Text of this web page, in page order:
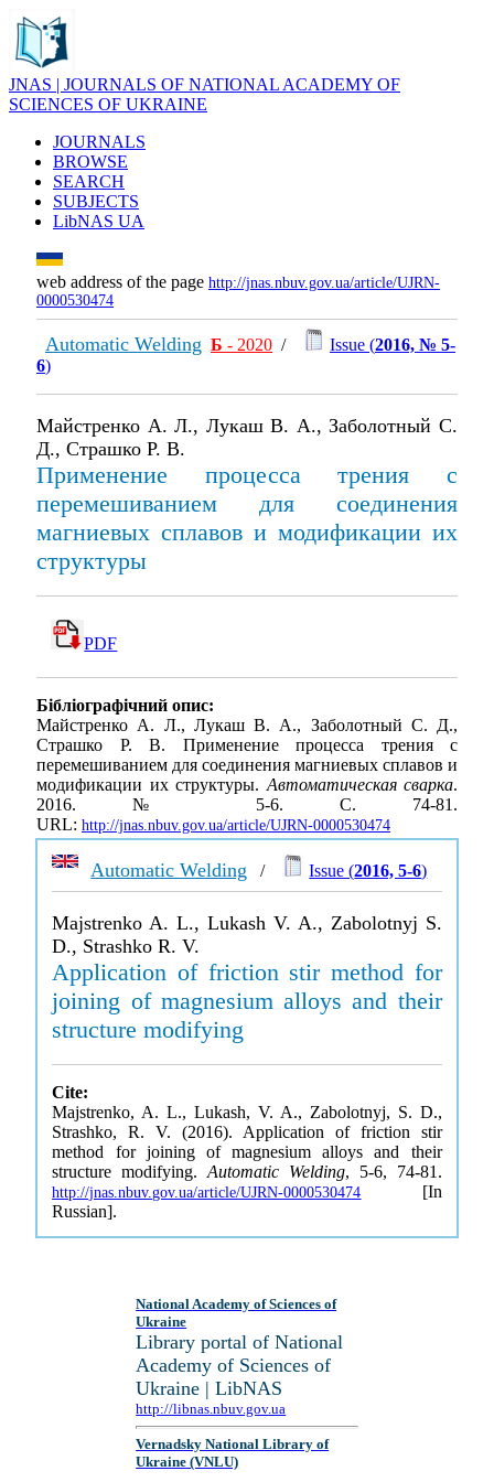
JNAS | JOURNALS OF NATIONAL ACADEMY OF
SCIENCES OF UKRAINE
JOURNALS
BROWSE
SEARCH
SUBJECTS
LibNAS UA
web address of the page http://jnas.nbuv.gov.ua/article/UJRN-
0000530474
Automatic Welding Б - 2020 / Issue (2016, № 5-
6)
Майстренко А. Л., Лукаш В. А., Заболотный С.
Д., Страшко Р. В.
Применение процесса трения с
перемешиванием для соединения
магниевых сплавов и модификации их
структуры
PDF
Бібліографічний опис:
Майстренко А. Л., Лукаш В. А., Заболотный С. Д.,
Страшко Р. В. Применение процесса трения с
перемешиванием для соединения магниевых сплавов и
модификации их структуры.Автоматическая сварка.
2016. № 5-6. С. 74-81.
URL: http://jnas.nbuv.gov.ua/article/UJRN-0000530474
Automatic Welding / Issue (2016, 5-6)
Majstrenko A. L., Lukash V. A., Zabolotnyj S.
D., Strashko R. V.
Application of friction stir method for
joining of magnesium alloys and their
structure modifying
Cite:
Majstrenko, A. L., Lukash, V. A., Zabolotnyj, S. D.,
Strashko, R. V. (2016). Application of friction stir
method for joining of magnesium alloys and their
structure modifying.Automatic Welding, 5-6, 74-81.
http://jnas.nbuv.gov.ua/article/UJRN-0000530474 [In
Russian].
National Academy of Sciences of
Ukraine
Library portal of National
Academy of Sciences of
Ukraine | LibNAS
http://libnas.nbuv.gov.ua
Vernadsky National Library of
Ukraine (VNLU)